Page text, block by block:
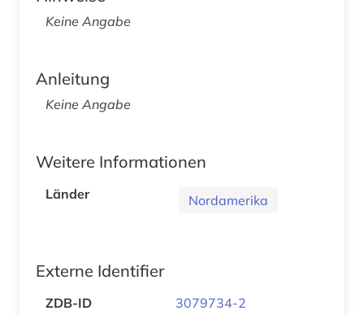
Keine Angabe
Anleitung
Keine Angabe
Weitere Informationen
Länder Nordamerika
Externe Identifier
ZDB-ID 3079734-2